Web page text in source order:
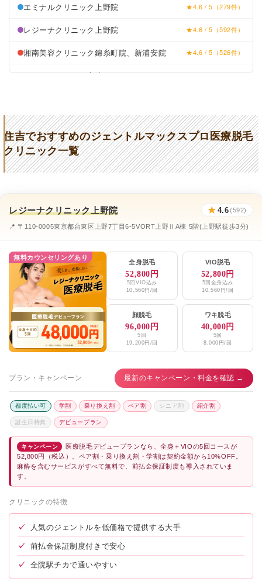
エミナルクリニック上野院 ★4.6 / 5（279件）
レジーナクリニック上野院 ★4.6 / 5（592件）
湘南美容クリニック錦糸町院、新浦安院 ★4.6 / 5（526件）
リゼクリニック銀座院 ★4.1 / 5（130件）
うらた皮膚科 ★3.3 (47件)
ネビュラクリニック ★4.8 (297件)
住吉クリニック ★4.5 (317件)
レジーナクリニックオム上野院 ★4.6 / 5（592件）
メンズリゼ銀座 ★4.1 / 5（92件）
TCB東京中央美容外科秋葉原院 ★4.2 / 5（1,040件）
住吉でおすすめのジェントルマックスプロ医療脱毛
クリニック一覧
レジーナクリニック上野院 ★ 4.6(592)
📍 〒110-0005東京都台東区上野7丁目6-5VORT上野ⅡA棟 5階(上野駅徒歩3分)
無料カウンセリングあり
全身脱毛
52,800円
5回VIO込み
10,560円/回
VIO脱毛
52,800円
5回全身込み
10,560円/回
顔脱毛
96,000円
5回
19,200円/回
ワキ脱毛
40,000円
5回
8,000円/回
プラン・キャンペーン 最新のキャンペーン・料金を確認 →
都度払い可 学割 乗り換え割 ペア割 シニア割 紹介割
誕生日特典 デビュープラン
キャンペーン
医療脱毛デビュープランなら、全身＋VIOの5回コースが
52,800円（税込）。ペア割・乗り換え割・学割は契約金額から10%OFF。
麻酔を含むサービスがすべて無料で、前払金保証制度も導入されていま
す。
クリニックの特徴
✓ 人気のジェントルを低価格で提供する大手
✓ 前払金保証制度付きで安心
✓ 全院駅チカで通いやすい